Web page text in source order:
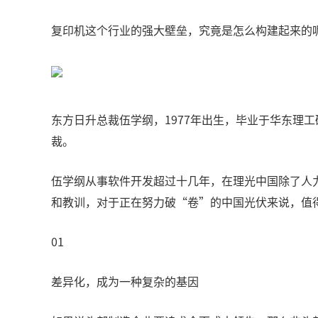
复印机这个行业的强大壁垒，究竟是怎么构建起来
东方日升总裁伍学纲，1977年出生，毕业于华东理
裁。
伍学纲从事软件开发超过十几年，在理光中国除了
和教训，对于正在努力破“卷”的中国光伏来说，值
01
差异化，成为一种复杂的基因